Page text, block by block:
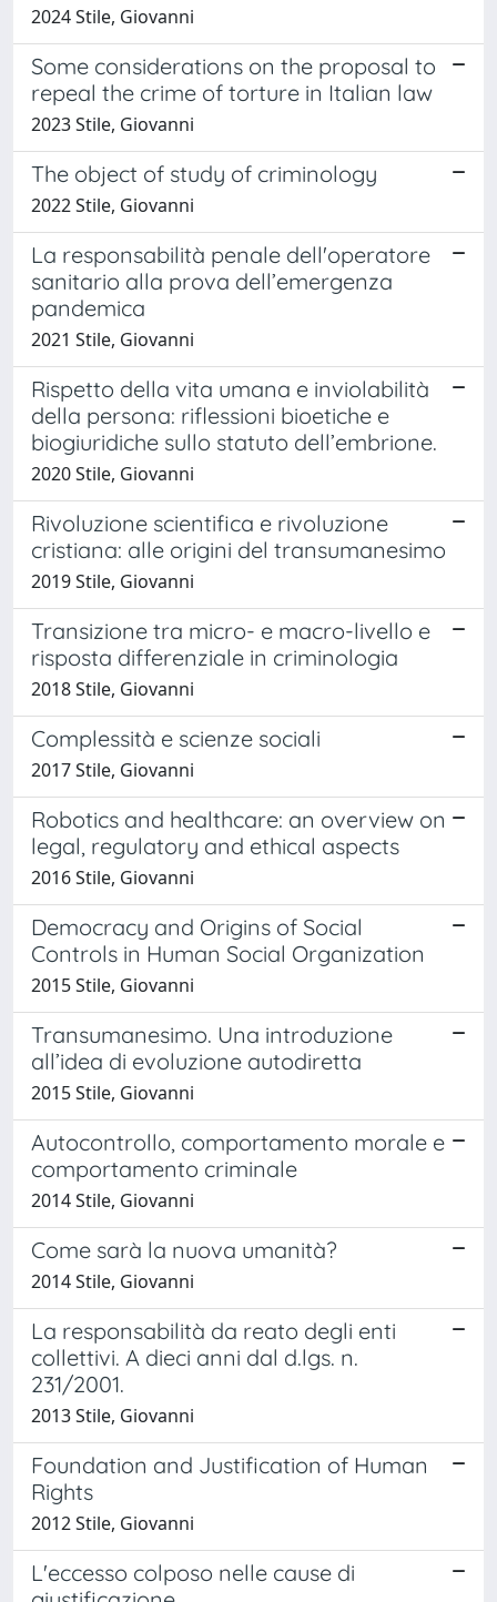
2024 Stile, Giovanni
Some considerations on the proposal to
repeal the crime of torture in Italian law
2023 Stile, Giovanni
The object of study of criminology
2022 Stile, Giovanni
La responsabilità penale dell'operatore
sanitario alla prova dell’emergenza
pandemica
2021 Stile, Giovanni
Rispetto della vita umana e inviolabilità
della persona: riflessioni bioetiche e
biogiuridiche sullo statuto dell’embrione.
2020 Stile, Giovanni
Rivoluzione scientifica e rivoluzione
cristiana: alle origini del transumanesimo
2019 Stile, Giovanni
Transizione tra micro- e macro-livello e
risposta differenziale in criminologia
2018 Stile, Giovanni
Complessità e scienze sociali
2017 Stile, Giovanni
Robotics and healthcare: an overview on
legal, regulatory and ethical aspects
2016 Stile, Giovanni
Democracy and Origins of Social
Controls in Human Social Organization
2015 Stile, Giovanni
Transumanesimo. Una introduzione
all’idea di evoluzione autodiretta
2015 Stile, Giovanni
Autocontrollo, comportamento morale e
comportamento criminale
2014 Stile, Giovanni
Come sarà la nuova umanità?
2014 Stile, Giovanni
La responsabilità da reato degli enti
collettivi. A dieci anni dal d.lgs. n.
231/2001.
2013 Stile, Giovanni
Foundation and Justification of Human
Rights
2012 Stile, Giovanni
L'eccesso colposo nelle cause di